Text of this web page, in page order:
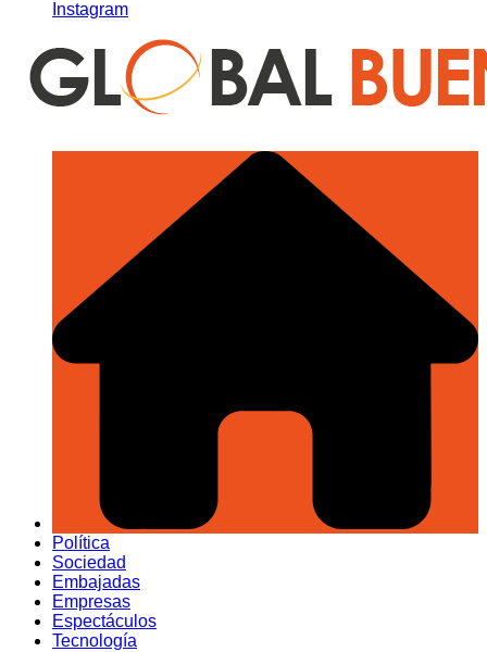
Instagram
Política
Sociedad
Embajadas
Empresas
Espectáculos
Tecnología